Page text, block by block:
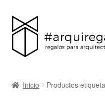
Inicio Productos